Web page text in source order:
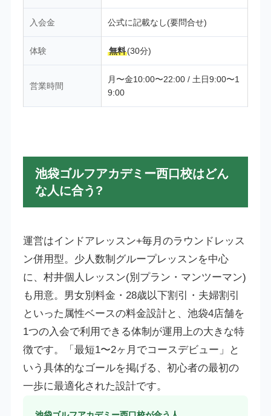
入会金 公式に記載なし(要問合せ)
体験 無料(30分)
営業時間
月〜金10:00〜22:00 / 土日9:00〜1
9:00
池袋ゴルフアカデミー西口校はどん
な人に合う?
運営はインドアレッスン+毎月のラウンドレッス
ン併用型。少人数制グループレッスンを中心
に、村井個人レッスン(別プラン・マンツーマン)
も用意。男女別料金・28歳以下割引・夫婦割引
といった属性ベースの料金設計と、池袋4店舗を
1つの入会で利用できる体制が運用上の大きな特
徴です。「最短1〜2ヶ月でコースデビュー」と
いう具体的なゴールを掲げる、初心者の最初の
一歩に最適化された設計です。